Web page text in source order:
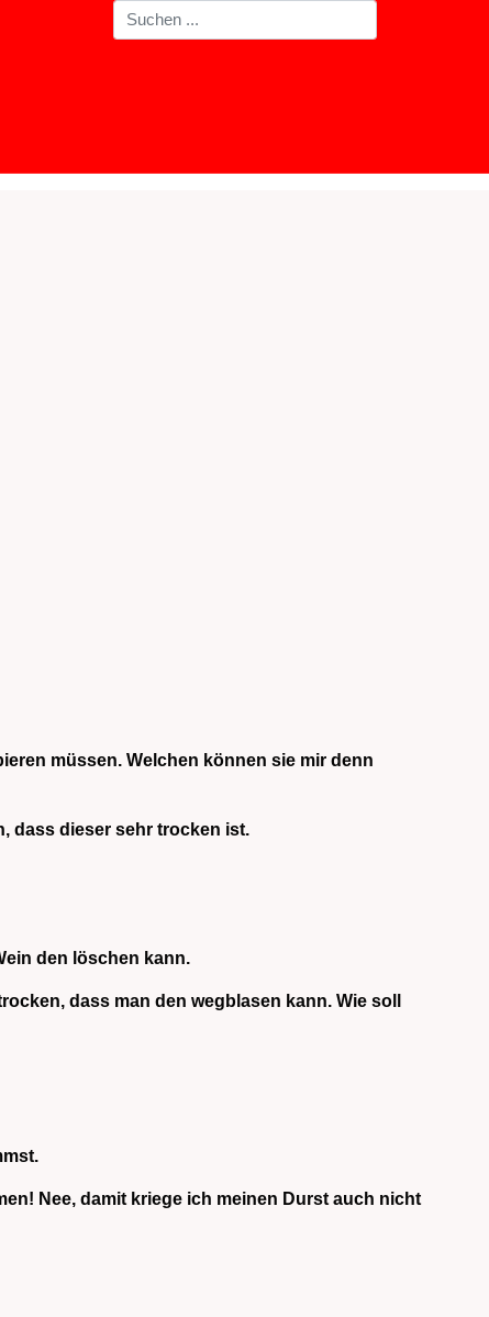
müssen. Welchen können sie mir denn
dass dieser sehr trocken ist.
den löschen kann.
dass man den wegblasen kann. Wie soll
Nee, damit kriege ich meinen Durst auch nicht